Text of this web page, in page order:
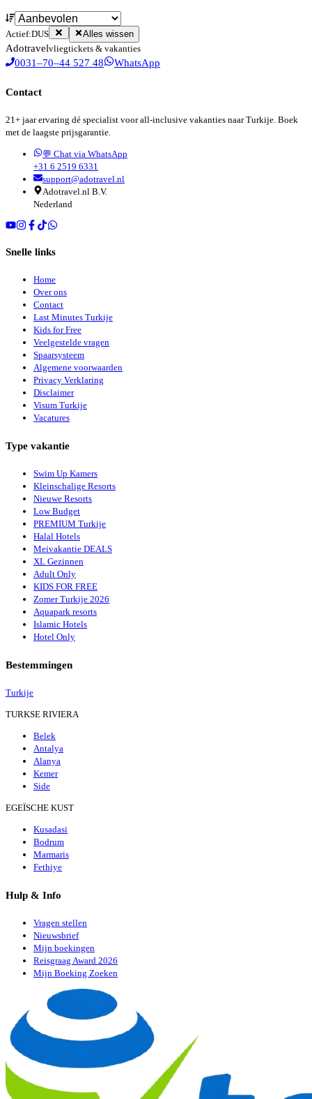
Actief:DUS Alles wissen
Adotravelvliegtickets & vakanties
0031–70–44 527 48 WhatsApp
Contact
21+ jaar ervaring dé specialist voor all-inclusive vakanties naar Turkije. Boek
met de laagste prijsgarantie.
💬 Chat via WhatsApp
+31 6 2519 6331
support@adotravel.nl
Adotravel.nl B.V.
Nederland
Snelle links
Home
Over ons
Contact
Last Minutes Turkije
Kids for Free
Veelgestelde vragen
Spaarsysteem
Algemene voorwaarden
Privacy Verklaring
Disclaimer
Visum Turkije
Vacatures
Type vakantie
Swim Up Kamers
Kleinschalige Resorts
Nieuwe Resorts
Low Budget
PREMIUM Turkije
Halal Hotels
Meivakantie DEALS
XL Gezinnen
Adult Only
KIDS FOR FREE
Zomer Turkije 2026
Aquapark resorts
Islamic Hotels
Hotel Only
Bestemmingen
Turkije
TURKSE RIVIERA
Belek
Antalya
Alanya
Kemer
Side
EGEÏSCHE KUST
Kusadasi
Bodrum
Marmaris
Fethiye
Hulp & Info
Vragen stellen
Nieuwsbrief
Mijn boekingen
Reisgraag Award 2026
Mijn Boeking Zoeken